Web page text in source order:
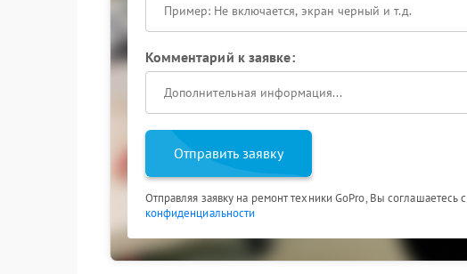
Комментарий к заявке:
Отправить заявку
Отправляя заявку на ремонт техники GoPro, Вы соглашаетесь с
конфиденциальности